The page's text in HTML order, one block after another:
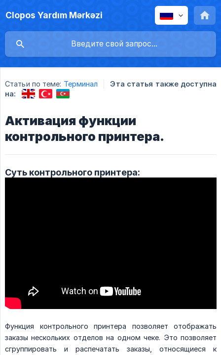
Clopos Yardım Mərkəzi
Статьи по теме: Терминал
Эта статья также доступна
на:
Активация функции
контрольного принтера.
Суть контрольного принтера:
Функция контрольного принтера позволяет отображать
заказы нескольких отделов на одном чеке. Это позволяет
сгруппировать и распечатать заказы, относящиеся к